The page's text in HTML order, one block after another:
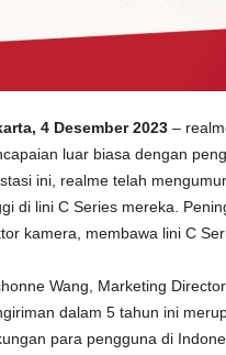
4 Desember 2023–
luar biasa dengan
ini, realme telah
di lini C Series mereka.
kamera, membawa lini C
Wang, Marketing
dalam 5 tahun ini
para pengguna di